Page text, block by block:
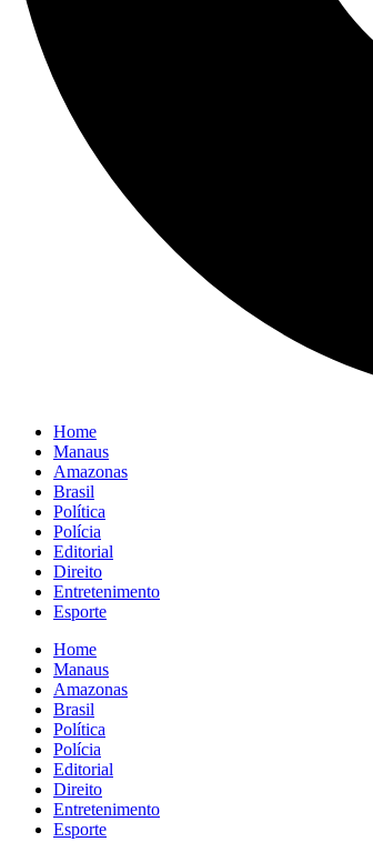
Home
Manaus
Amazonas
Brasil
Política
Polícia
Editorial
Direito
Entretenimento
Esporte
Home
Manaus
Amazonas
Brasil
Política
Polícia
Editorial
Direito
Entretenimento
Esporte